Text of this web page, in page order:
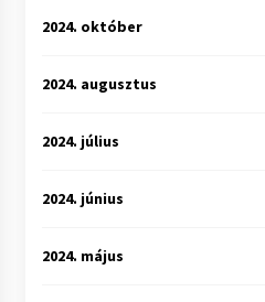
2024. október
2024. augusztus
2024. július
2024. június
2024. május